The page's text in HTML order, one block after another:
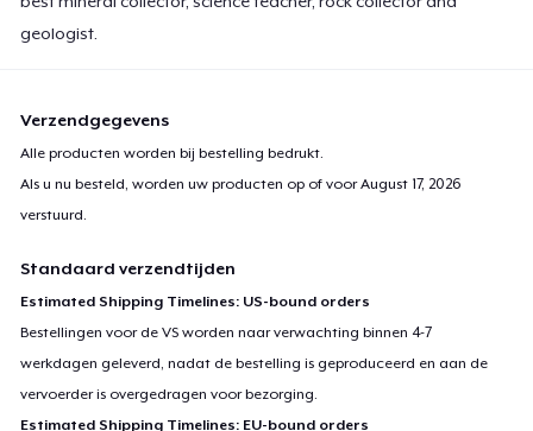
geologist.
Verzendgegevens
Alle producten worden bij bestelling bedrukt.
Als u nu besteld, worden uw producten op of voorAugust 17, 2026
verstuurd.
Standaard verzendtijden
Estimated Shipping Timelines: US-bound orders
Bestellingen voor de VS worden naar verwachting binnen 4-7
werkdagen geleverd, nadat de bestelling is geproduceerd en aan de
vervoerder is overgedragen voor bezorging.
Estimated Shipping Timelines: EU-bound orders